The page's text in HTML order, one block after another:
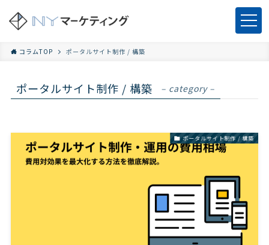
コラムTOP ポータルサイト制作 / 構築
ポータルサイト制作 / 構築 – category –
ポータルサイト制作 / 構築